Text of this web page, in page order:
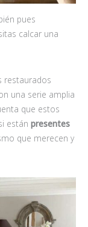
pues
calcar una
restaurados
una serie amplia
que estos
están presentes
que merecen y